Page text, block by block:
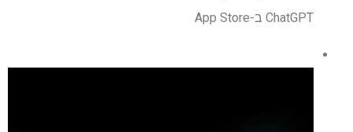
ChatGPT ב-App Store